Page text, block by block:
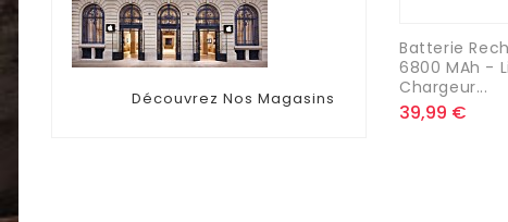
Découvrez Nos Magasins
Batterie
6800 MAh -
Chargeur...
39,99 €